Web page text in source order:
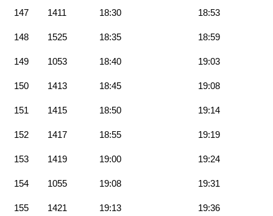
147 1411 18:30 18:53
148 1525 18:35 18:59
149 1053 18:40 19:03
150 1413 18:45 19:08
151 1415 18:50 19:14
152 1417 18:55 19:19
153 1419 19:00 19:24
154 1055 19:08 19:31
155 1421 19:13 19:36